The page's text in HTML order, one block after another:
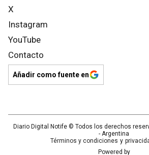
X
Instagram
YouTube
Contacto
Añadir como fuente en
Diario Digital Notife © Todos los derechos
- Argentina
Términos y condiciones y
Powered by